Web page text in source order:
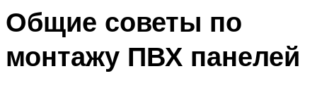
Общие советы по
монтажу ПВХ панелей